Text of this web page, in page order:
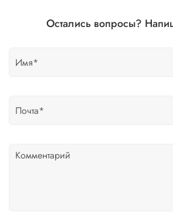
Остались вопросы?